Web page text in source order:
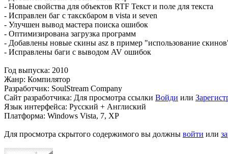
- Новые свойства для объектов RTF Текст и поле для текста
- Исправлен баг с такскбаром в vista и seven
- Улучшен вывод мастера поиска ошибок
- Оптимизирована загрузка программ
- Добавлены новые скины asz в пример "использование
- Исправлены баги с выводом AV ошибок
Год выпуска: 2010
Жанр: Компилятор
Разработчик: SoulStream Company
Сайт разработчика: Для просмотра ссылки Войди или
Язык интерфейса: Русский + Англиский
Платформа: Windows Vista, 7, XP
Для просмотра скрытого содержимого вы должны войти или